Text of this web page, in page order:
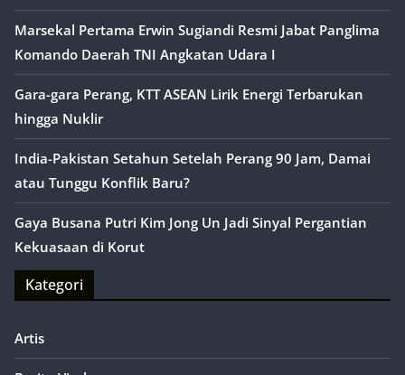
Marsekal Pertama Erwin Sugiandi Resmi Jabat Panglima
Komando Daerah TNI Angkatan Udara I
Gara-gara Perang, KTT ASEAN Lirik Energi Terbarukan
hingga Nuklir
India-Pakistan Setahun Setelah Perang 90 Jam, Damai
atau Tunggu Konflik Baru?
Gaya Busana Putri Kim Jong Un Jadi Sinyal Pergantian
Kekuasaan di Korut
Kategori
Artis